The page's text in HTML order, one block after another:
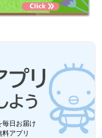
日お届け
アプリ